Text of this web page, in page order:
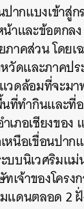
ากแบงเข้าสู่ก
าและข้อตกล
าคส่วน โดย
วัดและภาคป
ดล้อมที่จะมา
ที่ทำกินและที่
เภอเชียงของ
หนือเขื่อนปา
บบนิเวศริมแ
ทเจ้าของโคร
แดนตลอด 2